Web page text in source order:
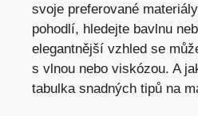
svoje preferované
pohodlí, hledejte bavlnu
elegantnější vzhled se
s vlnou nebo viskózou. A
tabulka snadných tipů na